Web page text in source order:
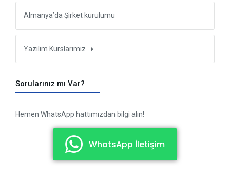
Almanya’da Şirket kurulumu
Yazılım Kurslarımız
Sorularınız mı Var?
Hemen WhatsApp hattımızdan bilgi alın!
WhatsApp İletişim